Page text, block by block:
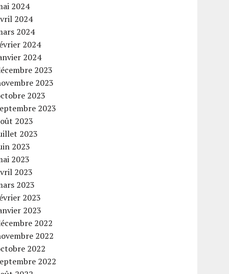
2024
2024
2024
2024
2024
2023
2023
2023
2023
2023
2023
2023
2023
2023
2023
2023
2023
2022
2022
2022
2022